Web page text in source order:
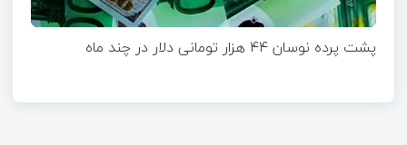
پشت پرده نوسان ۴۴ هزار تومانی دلار در چند ماه